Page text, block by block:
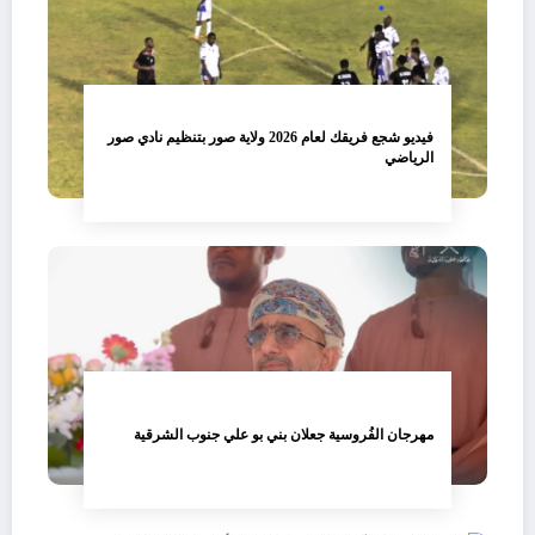
فيديو شجع فريقك لعام 2026 ولاية صور بتنظيم نادي صور
الرياضي
مهرجان الفُروسية جعلان بني بو علي جنوب الشرقية